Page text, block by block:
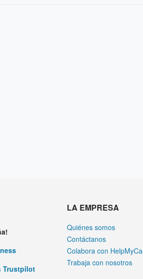
Trustpilot
LA EMPRESA
Quiénes somos
Contáctanos
Colabora con
Trabaja con nosotros